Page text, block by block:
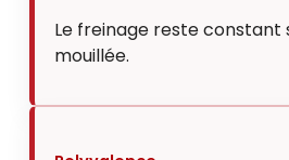
Le freinage reste constant
mouillée.